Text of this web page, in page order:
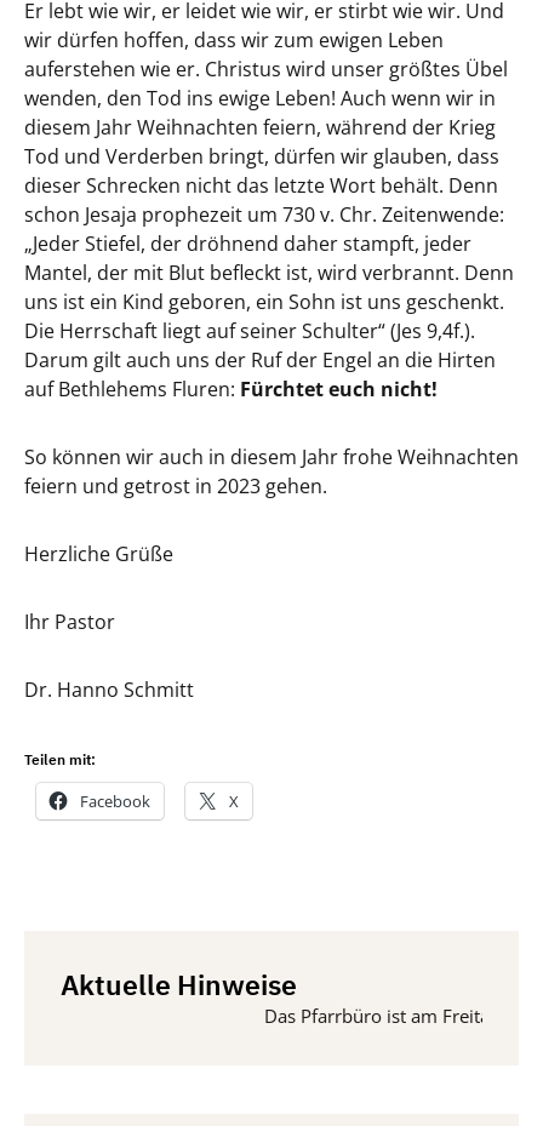
Er lebt wie wir, er leidet wie wir, er stirbt wie wir. Und
wir dürfen hoffen, dass wir zum ewigen Leben
auferstehen wie er. Christus wird unser größtes Übel
wenden, den Tod ins ewige Leben! Auch wenn wir in
diesem Jahr Weihnachten feiern, während der Krieg
Tod und Verderben bringt, dürfen wir glauben, dass
dieser Schrecken nicht das letzte Wort behält. Denn
schon Jesaja prophezeit um 730 v. Chr. Zeitenwende:
„Jeder Stiefel, der dröhnend daher stampft, jeder
Mantel, der mit Blut befleckt ist, wird verbrannt. Denn
uns ist ein Kind geboren, ein Sohn ist uns geschenkt.
Die Herrschaft liegt auf seiner Schulter“ (Jes 9,4f.).
Darum gilt auch uns der Ruf der Engel an die Hirten
auf Bethlehems Fluren: Fürchtet euch nicht!
So können wir auch in diesem Jahr frohe Weihnachten
feiern und getrost in 2023 gehen.
Herzliche Grüße
Ihr Pastor
Dr. Hanno Schmitt
Teilen mit:
Facebook X
Aktuelle Hinweise
Das Pfarrbüro ist am Freitag, 14.